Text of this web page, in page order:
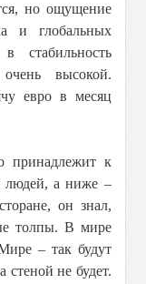
но ощущение
и глобальных
стабильность
высокой.
евро в месяц
принадлежит к
людей, а ниже –
он знал,
толпы. В мире
– так будут
не будет.